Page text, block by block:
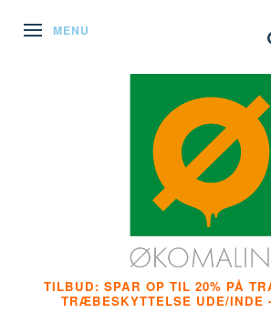
SKIFTE NAVIGATION
MENU
TILBUD: SPAR OP TIL 20% PÅ
TRÆBESKYTTELSE UDE/INDE